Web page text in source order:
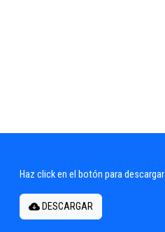
Haz click en el botón para descargar
DESCARGAR